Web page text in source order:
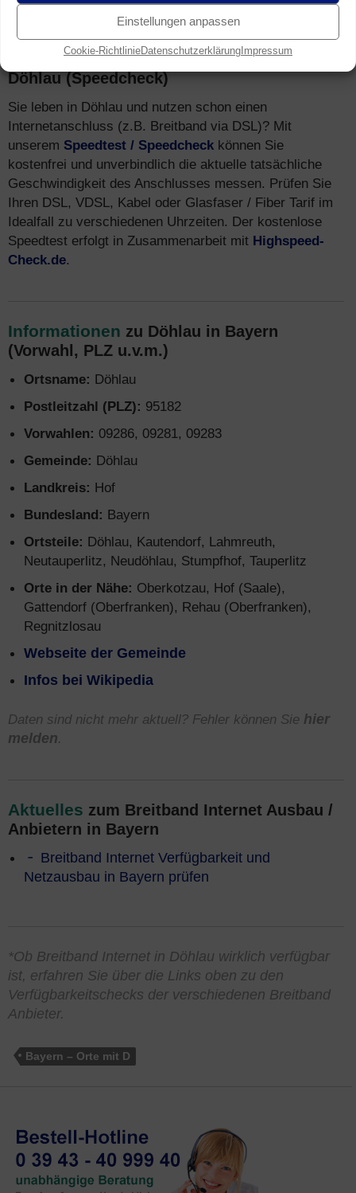
Einstellungen anpassen
Cookie-RichtlinieDatenschutzerklärungImpressum
Speedtestfür Breitband Anschluss in
Döhlau (Speedcheck)
Sie leben in Döhlau und nutzen schon einen
Internetanschluss (z.B. Breitband via DSL)? Mit
unserem Speedtest / Speedcheck können Sie
kostenfrei und unverbindlich die aktuelle tatsächliche
Geschwindigkeit des Anschlusses messen. Prüfen Sie
Ihren DSL, VDSL, Kabel oder Glasfaser / Fiber Tarif im
Idealfall zu verschiedenen Uhrzeiten. Der kostenlose
Speedtest erfolgt in Zusammenarbeit mit Highspeed-
Check.de.
Informationen zu Döhlau in Bayern
(Vorwahl, PLZ u.v.m.)
Ortsname: Döhlau
Postleitzahl (PLZ): 95182
Vorwahlen: 09286, 09281, 09283
Gemeinde: Döhlau
Landkreis: Hof
Bundesland: Bayern
Ortsteile: Döhlau, Kautendorf, Lahmreuth,
Neutauperlitz, Neudöhlau, Stumpfhof, Tauperlitz
Orte in der Nähe: Oberkotzau, Hof (Saale),
Gattendorf (Oberfranken), Rehau (Oberfranken),
Regnitzlosau
Webseite der Gemeinde
Infos bei Wikipedia
Daten sind nicht mehr aktuell? Fehler können Sie hier
melden.
Aktuelles zum Breitband Internet Ausbau /
Anbietern in Bayern
Breitband Internet Verfügbarkeit und
Netzausbau in Bayern prüfen
*Ob Breitband Internet in Döhlau wirklich verfügbar
ist, erfahren Sie über die Links oben zu den
Verfügbarkeitschecks der verschiedenen Breitband
Anbieter.
Bayern – Orte mit D